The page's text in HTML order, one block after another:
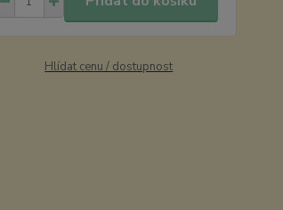
Hlídat cenu / dostupnost